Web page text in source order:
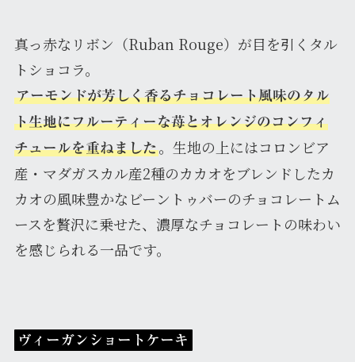
真っ赤なリボン（Ruban Rouge）が目を引くタル
トショコラ。
アーモンドが芳しく香るチョコレート風味のタル
ト生地にフルーティーな苺とオレンジのコンフィ
チュールを重ねました。生地の上にはコロンビア
産・マダガスカル産2種のカカオをブレンドしたカ
カオの風味豊かなビーントゥバーのチョコレートム
ースを贅沢に乗せた、濃厚なチョコレートの味わい
を感じられる一品です。
ヴィーガンショートケーキ